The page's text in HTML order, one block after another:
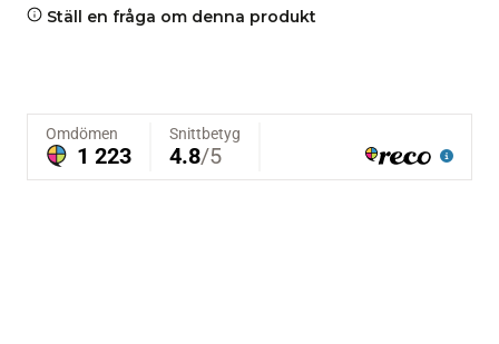
Ställ en fråga om denna produkt